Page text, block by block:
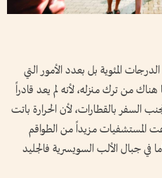
المئوية بل بعدد الأمور التي
من ترك منزله، لأنه لم يعد قادراً
السفر بالقطارات، لأن الحرارة باتت
المستشفيات مزيداً من الطواقم
في جبال الألب السويسرية فالجليد